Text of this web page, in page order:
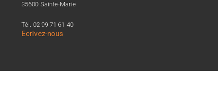
35600 Sainte-Marie
Tél. 02 99 71 61 40
Ecrivez-nous